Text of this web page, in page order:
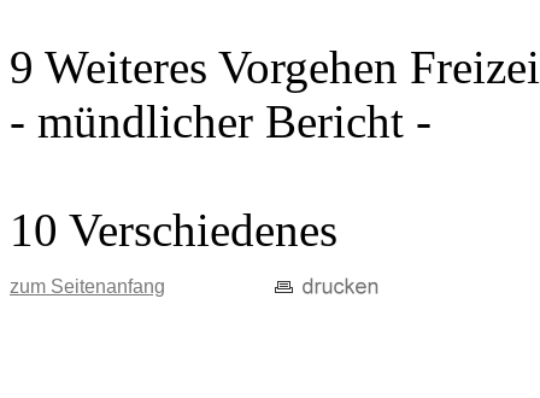
9 Weiteres Vorgehen
- mündlicher Bericht -
10 Verschiedenes
zum Seitenanfang